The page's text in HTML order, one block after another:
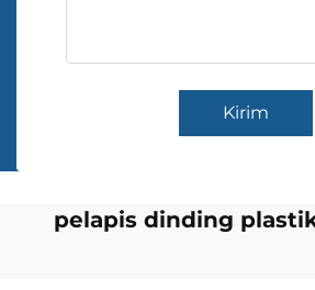
Kirim
pelapis dinding